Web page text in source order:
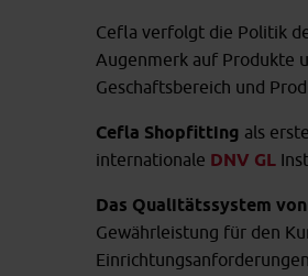
Cefla verfolgt die Politik
Augenmerk auf Produkte
Geschaftsbereich und
Cefla Shopfitting als
internationale DNV GL
Das Qualitätssystem
Gewährleistung für den